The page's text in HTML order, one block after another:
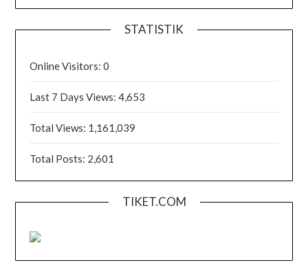
STATISTIK
Online Visitors:0
Last 7 Days Views:4,653
Total Views: 1,161,039
Total Posts: 2,601
TIKET.COM